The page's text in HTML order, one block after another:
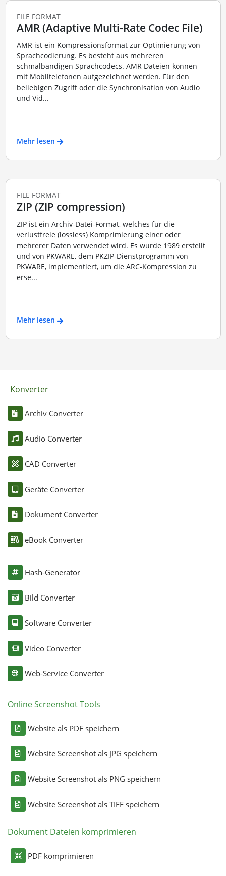
FILE FORMAT
AMR (Adaptive Multi-Rate Codec File)
AMR ist ein Kompressionsformat zur Optimierung von
Sprachcodierung. Es besteht aus mehreren
schmalbandigen Sprachcodecs. AMR Dateien können
mit Mobiltelefonen aufgezeichnet werden. Für den
beliebigen Zugriff oder die Synchronisation von Audio
und Vid...
Mehr lesen
FILE FORMAT
ZIP (ZIP compression)
ZIP ist ein Archiv-Datei-Format, welches für die
verlustfreie (lossless) Komprimierung einer oder
mehrerer Daten verwendet wird. Es wurde 1989 erstellt
und von PKWARE, dem PKZIP-Dienstprogramm von
PKWARE, implementiert, um die ARC-Kompression zu
erse...
Mehr lesen
Konverter
Archiv Converter
Audio Converter
CAD Converter
Geräte Converter
Dokument Converter
eBook Converter
Hash-Generator
Bild Converter
Software Converter
Video Converter
Web-Service Converter
Online Screenshot Tools
Website als PDF speichern
Website Screenshot als JPG speichern
Website Screenshot als PNG speichern
Website Screenshot als TIFF speichern
Dokument Dateien komprimieren
PDF komprimieren